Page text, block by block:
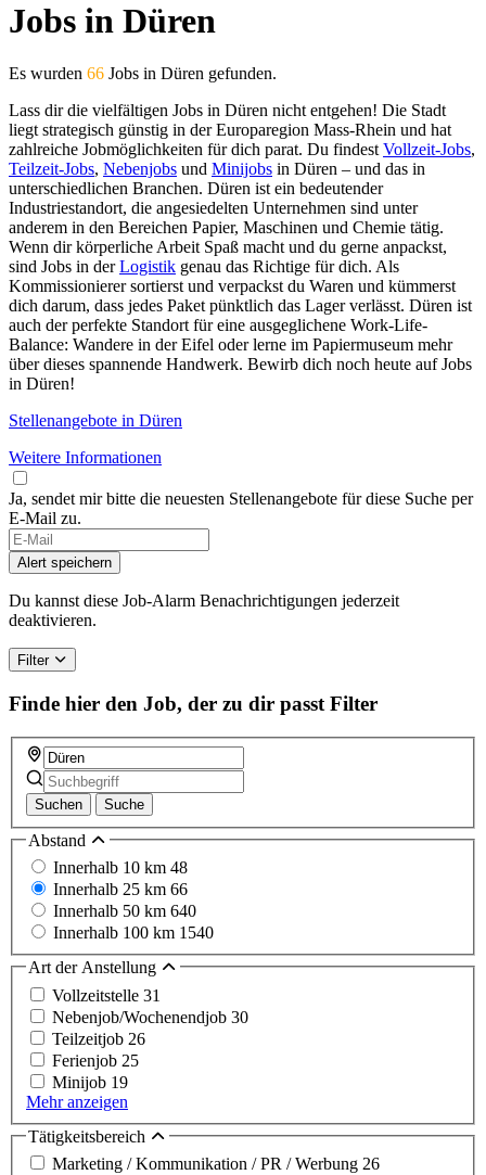
Jobs in Düren
Es wurden 66 Jobs in Düren gefunden.
Lass dir die vielfältigen Jobs in Düren nicht entgehen! Die Stadt
liegt strategisch günstig in der Europaregion Mass-Rhein und hat
zahlreiche Jobmöglichkeiten für dich parat. Du findestVollzeit-Jobs,
Teilzeit-Jobs, Nebenjobs und Minijobs in Düren – und das in
unterschiedlichen Branchen. Düren ist ein bedeutender
Industriestandort, die angesiedelten Unternehmen sind unter
anderem in den Bereichen Papier, Maschinen und Chemie tätig.
Wenn dir körperliche Arbeit Spaß macht und du gerne anpackst,
sind Jobs in derLogistik genau das Richtige für dich. Als
Kommissionierer sortierst und verpackst du Waren und kümmerst
dich darum, dass jedes Paket pünktlich das Lager verlässt. Düren ist
auch der perfekte Standort für eine ausgeglichene Work-Life-
Balance: Wandere in der Eifel oder lerne im Papiermuseum mehr
über dieses spannende Handwerk. Bewirb dich noch heute auf Jobs
in Düren!
Stellenangebote in Düren
Weitere Informationen
Ja, sendet mir bitte die neuesten Stellenangebote für diese Suche per
E-Mail zu.
Alert speichern
Du kannst diese Job-Alarm Benachrichtigungen jederzeit
deaktivieren.
Filter
Finde hier den Job, der zu dir passt Filter
Suchen Suche
Abstand
Innerhalb 10 km 48
Innerhalb 25 km 66
Innerhalb 50 km 640
Innerhalb 100 km 1540
Art der Anstellung
Vollzeitstelle 31
Nebenjob/Wochenendjob 30
Teilzeitjob 26
Ferienjob 25
Minijob 19
Mehr anzeigen
Tätigkeitsbereich
Marketing / Kommunikation / PR / Werbung 26